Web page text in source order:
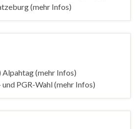
(mehr Infos)
(mehr Infos)
PGR-Wahl (mehr Infos)